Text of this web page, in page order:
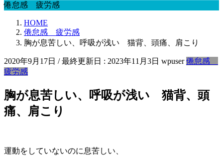
倦怠感 疲労感
HOME
倦怠感 疲労感
胸が息苦しい、呼吸が浅い 猫背、頭痛、肩こり
2020年9月17日 / 最終更新日 : 2023年11月3日 wpuser 倦怠感
疲労感
胸が息苦しい、呼吸が浅い 猫背、頭
痛、肩こり
運動をしていないのに息苦しい、